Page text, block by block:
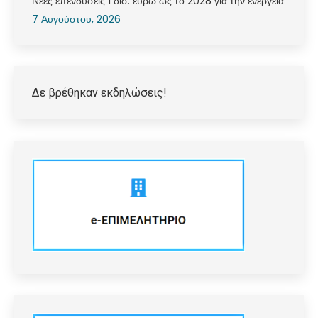
7 Αυγούστου, 2026
Δε βρέθηκαν εκδηλώσεις!